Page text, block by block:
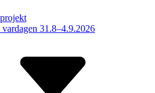
31.8–4.9.2026